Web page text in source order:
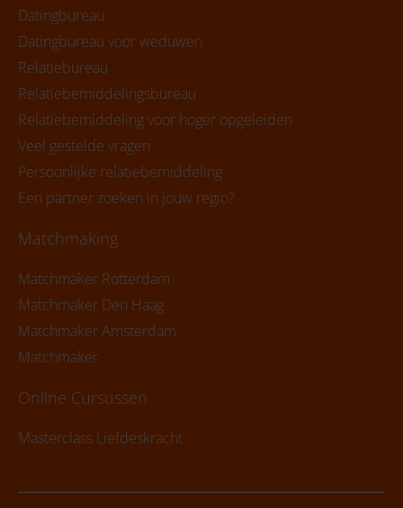
Datingbureau
Datingbureau voor weduwen
Relatiebureau
Relatiebemiddelingsbureau
Relatiebemiddeling voor hoger opgeleiden
Veel gestelde vragen
Persoonlijke relatiebemiddeling
Een partner zoeken in jouw regio?
Matchmaking
Matchmaker Rotterdam
Matchmaker Den Haag
Matchmaker Amsterdam
Matchmaker
Online Cursussen
Masterclass Liefdeskracht